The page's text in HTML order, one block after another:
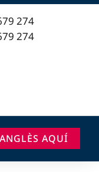
274
274
AQUÍ